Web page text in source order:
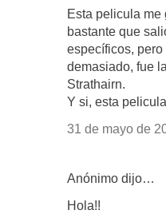
Esta pelicula me
bastante que
específicos,
demasiado, fue
Strathairn.
Y si, esta
31 de mayo de
Anónimo dijo…
Hola!!